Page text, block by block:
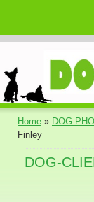
Home » DOG-
Finley
DOG-